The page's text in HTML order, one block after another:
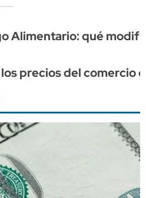
Alimentario: qué
precios del comercio